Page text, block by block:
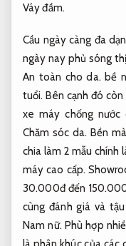
Váy đầm.
Cầu ngày càng đa
ngày nay phủ sóng
An toàn cho da. bề
tuổi. Bên cạnh đó
xe máy chống nước
Chăm sóc da. Bền
chia làm 2 mẫu chính
máy cao cấp.
30.000đ đến
cùng đánh giá và
Nam nữ. Phù hợp